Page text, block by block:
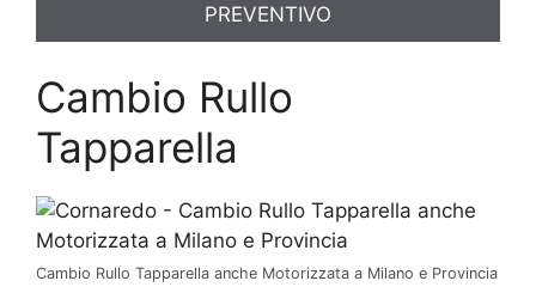
PREVENTIVO
Cambio Rullo
Tapparella
Cambio Rullo Tapparella anche Motorizzata a Milano e Provincia